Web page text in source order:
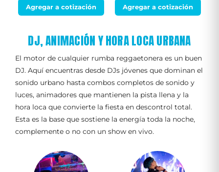
Agregar a cotización Agregar a cotización
DJ, ANIMACIÓN Y HORA LOCA URBANA
El motor de cualquier rumba reggaetonera es un buen
DJ. Aquí encuentras desde DJs jóvenes que dominan el
sonido urbano hasta combos completos de sonido y
luces, animadores que mantienen la pista llena y la
hora loca que convierte la fiesta en descontrol total.
Esta es la base que sostiene la energía toda la noche,
complemente o no con un show en vivo.